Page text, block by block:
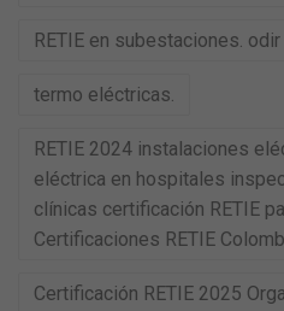
RETIE en subestaciones.
termo eléctricas.
RETIE 2024 instalaciones
eléctrica en hospitales
clínicas certificación RETIE
Certificaciones RETIE
Certificación RETIE 2025